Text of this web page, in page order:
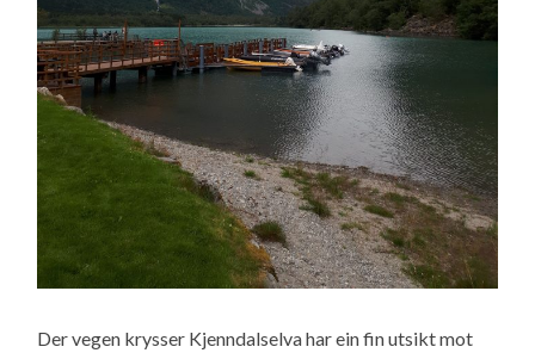
Der vegen krysser Kjenndalselva har ein fin utsikt mot